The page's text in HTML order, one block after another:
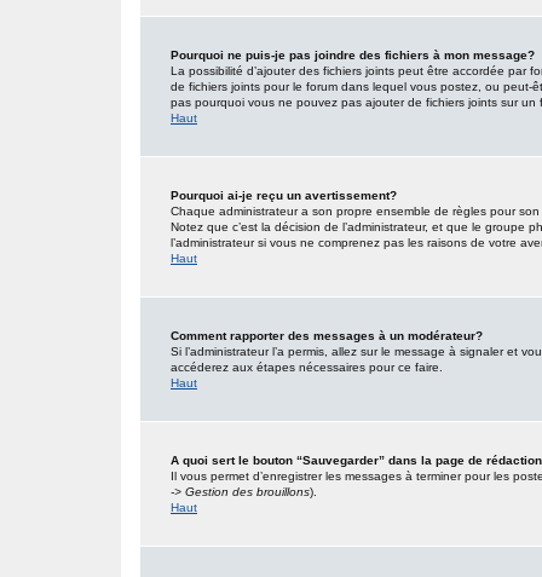
Pourquoi ne puis-je pas joindre des fichiers à mon message?
La possibilité d’ajouter des fichiers joints peut être accordée par
de fichiers joints pour le forum dans lequel vous postez, ou peut-
pas pourquoi vous ne pouvez pas ajouter de fichiers joints sur un
Haut
Pourquoi ai-je reçu un avertissement?
Chaque administrateur a son propre ensemble de règles pour
Notez que c’est la décision de l’administrateur, et que le groupe
l’administrateur si vous ne comprenez pas les raisons de votre
Haut
Comment rapporter des messages à un modérateur?
Si l’administrateur l’a permis, allez sur le message à signaler et
accéderez aux étapes nécessaires pour ce faire.
Haut
A quoi sert le bouton “Sauvegarder” dans la page de
Il vous permet d’enregistrer les messages à terminer pour les
-> Gestion des brouillons).
Haut